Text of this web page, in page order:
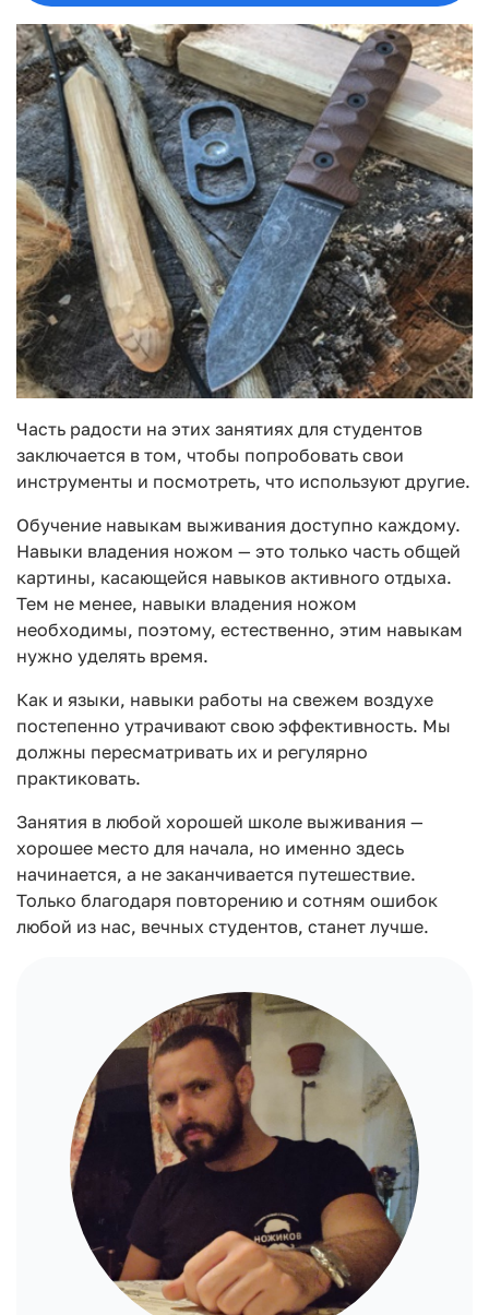
Часть радости на этих занятиях для студентов
заключается в том, чтобы попробовать свои
инструменты и посмотреть, что используют другие.
Обучение навыкам выживания доступно каждому.
Навыки владения ножом — это только часть общей
картины, касающейся навыков активного отдыха.
Тем не менее, навыки владения ножом
необходимы, поэтому, естественно, этим навыкам
нужно уделять время.
Как и языки, навыки работы на свежем воздухе
постепенно утрачивают свою эффективность. Мы
должны пересматривать их и регулярно
практиковать.
Занятия в любой хорошей школе выживания —
хорошее место для начала, но именно здесь
начинается, а не заканчивается путешествие.
Только благодаря повторению и сотням ошибок
любой из нас, вечных студентов, станет лучше.